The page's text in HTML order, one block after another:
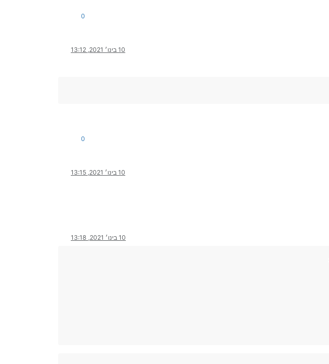
0
10 בינו׳ 2021, 13:12
0
10 בינו׳ 2021, 13:15
10 בינו׳ 2021, 13:18